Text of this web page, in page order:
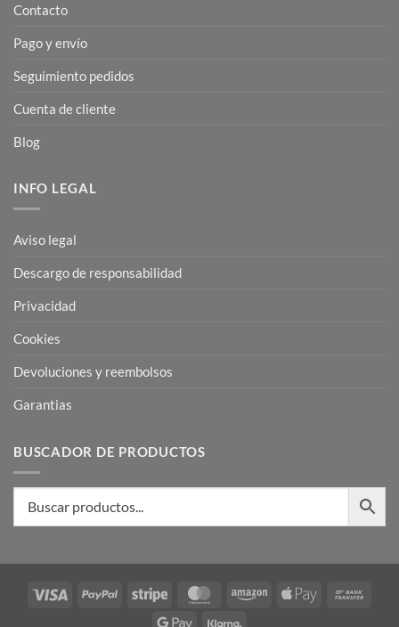
Contacto
Pago y envío
Seguimiento pedidos
Cuenta de cliente
Blog
INFO LEGAL
Aviso legal
Descargo de responsabilidad
Privacidad
Cookies
Devoluciones y reembolsos
Garantias
BUSCADOR DE PRODUCTOS
Visa PayPal Stripe MasterCardAmazonApple
Google